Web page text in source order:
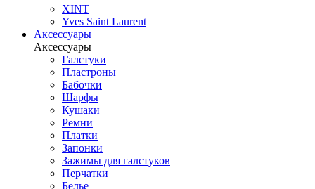
XINT
Yves Saint Laurent
Аксессуары
Аксессуары
Галстуки
Пластроны
Бабочки
Шарфы
Кушаки
Ремни
Платки
Запонки
Зажимы для галстуков
Перчатки
Белье